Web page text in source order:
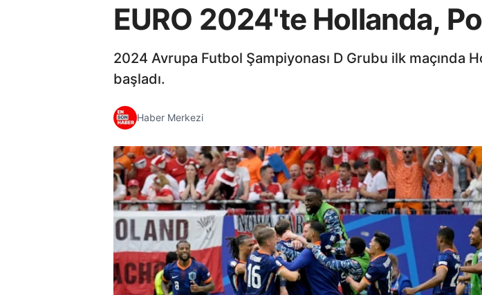
EURO 2024'te Hollanda,
2024 Avrupa Futbol Şampiyonası D Grubu ilk maçında
başladı.
Haber Merkezi